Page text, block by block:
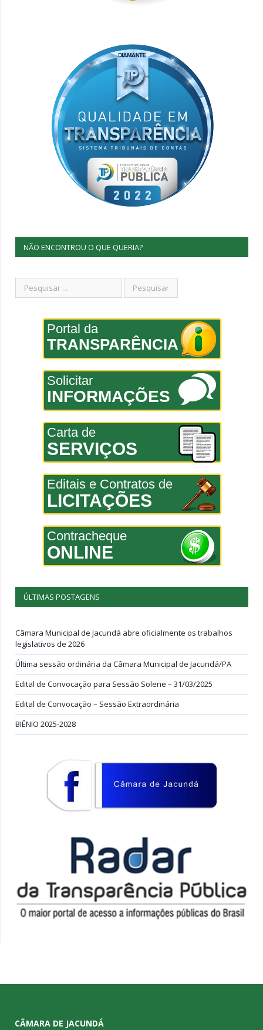
NÃO ENCONTROU O QUE QUERIA?
Portal da
TRANSPARÊNCIA
Solicitar
INFORMAÇÕES
Carta de
SERVIÇOS
Editais e Contratos de
LICITAÇÕES
Contracheque
ONLINE
ÚLTIMAS POSTAGENS
Câmara Municipal de Jacundá abre oficialmente os trabalhos
legislativos de 2026
Última sessão ordinária da Câmara Municipal de Jacundá/PA
Edital de Convocação para Sessão Solene – 31/03/2025
Edital de Convocação – Sessão Extraordinária
BIÊNIO 2025-2028
CÂMARA DE JACUNDÁ